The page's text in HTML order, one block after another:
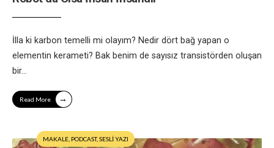
İlla ki karbon temelli mi olayım? Nedir dört bağ yapan o
elementin kerameti? Bak benim de sayısız transistörden oluşan
bir...
Read More →
MAKALE PODCAST,SESLİ YAZI